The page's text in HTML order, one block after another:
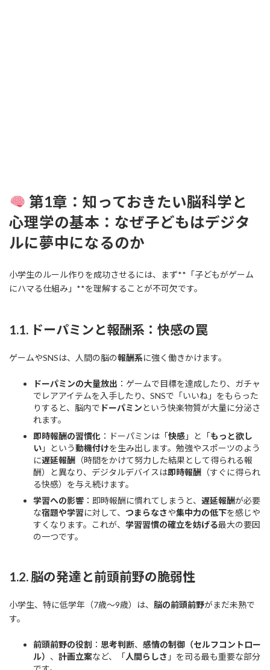
第1章：知っておきたい脳科学と
心理学の基本：なぜ子どもはデジタ
ルに夢中になるのか
小学生のルール作りを成功させるには、まず**「子どもがゲーム
にハマる仕組み」**を理解することが不可欠です。
1.1. ドーパミンと報酬系：快感の罠
ゲームやSNSは、人間の脳の報酬系に強く働きかけます。
ドーパミンの大量放出 ：ゲームで目標を達成したり、ガチャ
でレアアイテムを入手したり、SNSで「いいね」をもらった
りすると、脳内で ドーパミンという快楽物質が大量に分泌さ
れます。
即時報酬の習慣化 ：ドーパミンは「 快感 」と「 もっと欲し
い 」という動機付けを生み出します。勉強やスポーツのよう
に遅延報酬
（時間をかけて努力した結果として得られる報
酬）と異なり、デジタルデバイスは即時報酬
（すぐに得られ
る快感）を与え続けます。
学習への影響 ：即時報酬に慣れてしまうと、 遅延報酬が必要
な宿題や学習に対して、 つまらなさや集中力の低下を感じや
すくなります。これが、 学習習慣の確立を妨げる最大の要因
の一つです。
1.2. 脳の発達と前頭前野の脆弱性
小学生、特に低学年（7歳～9歳）は、 脳の前頭前野がまだ未熟で
す。
前頭前野の役割 ： 思考判断、 感情の制御（セルフコントロー
ル） 、 計画立案など、「 人間らしさ 」を司る最も重要な部分